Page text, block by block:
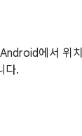
에서 위
다.